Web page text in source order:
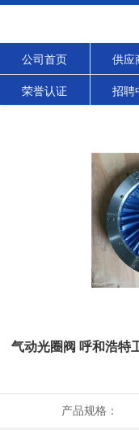
公司首页 供应
荣誉认证 招聘
气动光圈阀 呼和浩特
产品规格：